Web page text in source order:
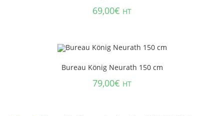
69,00€ HT
Bureau König Neurath 150 cm
79,00€ HT